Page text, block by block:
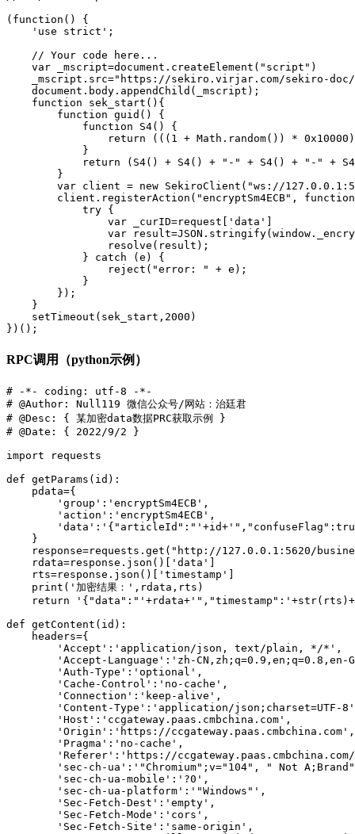
(function() {
    'use strict';
    // Your code here...
    var _mscript=document.createElement("script")
_mscript.src="https://sekiro.virjar.com/sekiro-
    document.body.appendChild(_mscript);
    function sek_start(){
        function guid() {
            function S4() {
return (((1 + Math.random()) *
            }
return (S4() + S4() + "-" + S4() + "-" +
        }
var client = new SekiroClient("ws://
client.registerAction("encryptSm4ECB",
            try {
                var _curID=request['data']
var
                resolve(result);
            } catch (e) {
                reject("error: " + e);
            }
        });
    }
    setTimeout(sek_start,2000)
})();
RPC调用（python示例）
# -*- coding: utf-8 -*-
# @Author: Null119 微信公众号/网站：治廷君
# @Desc: { 某加密data数据PRC获取示例 }
# @Date: { 2022/9/2 }
import requests
def getParams(id):
    pdata={
        'group':'encryptSm4ECB',
        'action':'encryptSm4ECB',
    }
response=requests.get("http://127.0.0.1:5620/
    rdata=response.json()['data']
    rts=response.json()['timestamp']
    print('加密结果：',rdata,rts)
return
def getContent(id):
    headers={
        'Accept':'application/json, text/plain, */*',
'Accept-Language':'zh-CN,zh;q=0.9,en;q=0.8,en-
        'Auth-Type':'optional',
        'Cache-Control':'no-cache',
        'Connection':'keep-alive',
'Content-Type':'application/json;charset=UTF-
        'Host':'ccgateway.paas.cmbchina.com',
        'Origin':'https://ccgateway.paas.cmbchina.com',
        'Pragma':'no-cache',
'Referer':'https://
'sec-ch-ua':'"Chromium";v="104", " Not
        'sec-ch-ua-mobile':'?0',
        'sec-ch-ua-platform':'"Windows"',
        'Sec-Fetch-Dest':'empty',
        'Sec-Fetch-Mode':'cors',
        'Sec-Fetch-Site':'same-origin',